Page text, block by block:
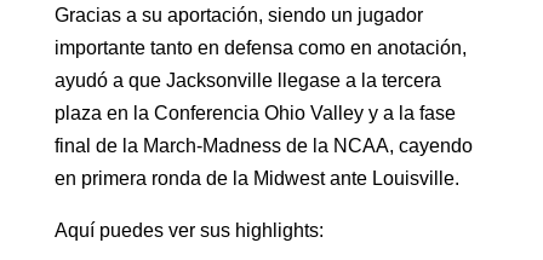
Gracias a su aportación, siendo un jugador
importante tanto en defensa como en anotación,
ayudó a que Jacksonville llegase a la tercera
plaza en la Conferencia Ohio Valley y a la fase
final de la March-Madness de la NCAA, cayendo
en primera ronda de la Midwest ante Louisville.
Aquí puedes ver sus highlights: